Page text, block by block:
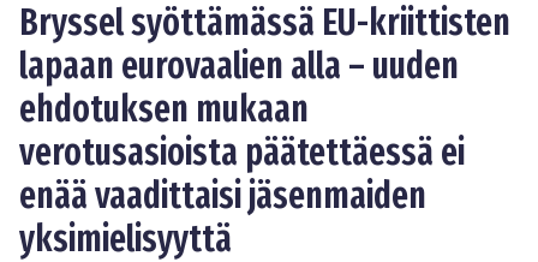
Bryssel syöttämässä EU-kriittisten
lapaan eurovaalien alla – uuden
ehdotuksen mukaan
verotusasioista päätettäessä ei
enää vaadittaisi jäsenmaiden
yksimielisyyttä